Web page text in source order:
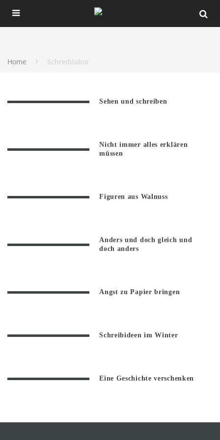
Home Schreiblabor
Sehen und schreiben
Nicht immer alles erklären
müssen
Figuren aus Walnuss
Anders und doch gleich und
doch anders
Angst zu Papier bringen
Schreibideen im Winter
Eine Geschichte verschenken